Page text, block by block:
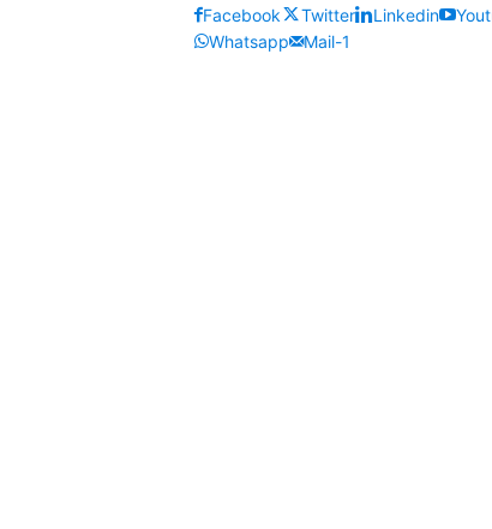
Facebook Twitter Linkedin
Whatsapp
Mail-1